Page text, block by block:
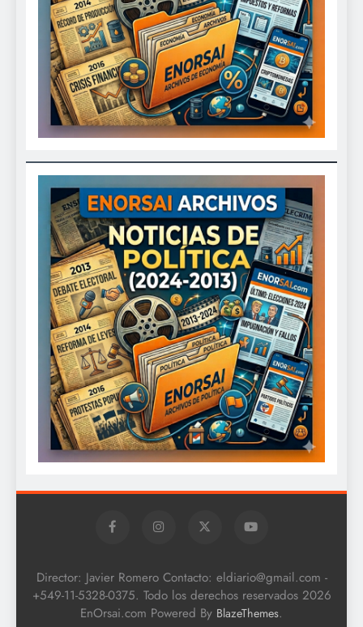
Director: Javier Romero Contacto: eldiario@gmail.com -
+549-11-5328-0375. Todo los derechos reservados 2026
EnOrsai.com Powered By BlazeThemes.